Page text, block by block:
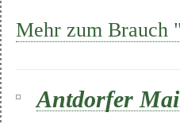
Mehr zum
Antdorfer